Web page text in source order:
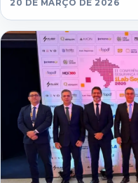
20 DE MARÇO DE 2026